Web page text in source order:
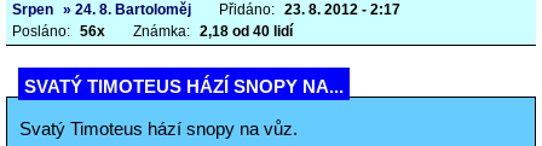
Srpen » 24. 8. Bartoloměj Přidáno: 23. 8. 2012 - 2:17
Posláno: 56x Známka: 2,18 od 40 lidí
SVATÝ TIMOTEUS HÁZÍ SNOPY NA...
Svatý Timoteus hází snopy na vůz.